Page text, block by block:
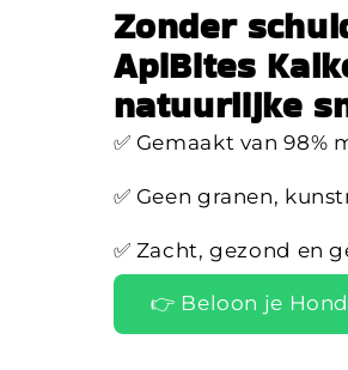
Zonder
ApiBites
natuurlijke
✅ Gemaakt van 98%
✅ Geen granen,
✅ Zacht, gezond en
👉 Beloon je